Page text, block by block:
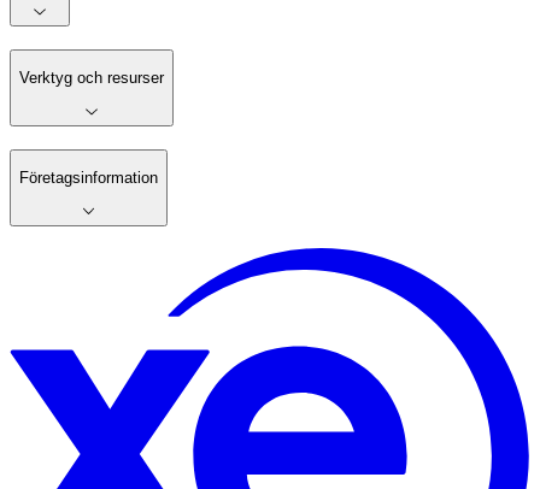
Verktyg och resurser
Företagsinformation